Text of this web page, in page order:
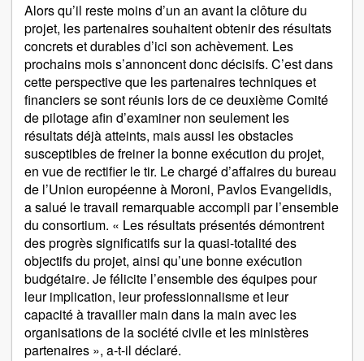
Alors qu’il reste moins d’un an avant la clôture du
projet, les partenaires souhaitent obtenir des résultats
concrets et durables d’ici son achèvement. Les
prochains mois s’annoncent donc décisifs. C’est dans
cette perspective que les partenaires techniques et
financiers se sont réunis lors de ce deuxième Comité
de pilotage afin d’examiner non seulement les
résultats déjà atteints, mais aussi les obstacles
susceptibles de freiner la bonne exécution du projet,
en vue de rectifier le tir. Le chargé d’affaires du bureau
de l’Union européenne à Moroni, Pavlos Evangelidis,
a salué le travail remarquable accompli par l’ensemble
du consortium. « Les résultats présentés démontrent
des progrès significatifs sur la quasi-totalité des
objectifs du projet, ainsi qu’une bonne exécution
budgétaire. Je félicite l’ensemble des équipes pour
leur implication, leur professionnalisme et leur
capacité à travailler main dans la main avec les
organisations de la société civile et les ministères
partenaires », a-t-il déclaré.